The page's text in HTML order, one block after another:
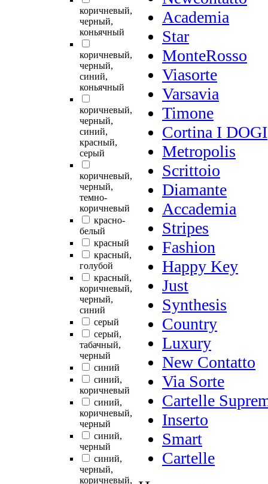
коричневый,
черный,
коньячный
коричневый,
черный,
синий,
коньячный
коричневый,
черный,
синий,
красный,
серый
коричневый,
черный,
темно-
коричневый
красно-
белый
красный
красный,
голубой
красный,
коричневый,
черный,
синий
серый
серый,
табачный,
черный
синий
синий,
коричневый
синий,
коричневый,
черный
синий,
черный
синий,
черный,
коричневый,
Academia
Star
MonteRosso
Viasorte
Varsavia
Timone
Cortina I DOGI
Metropolis
Scrittoio
Diamante
Accademia
Stripes
Fashion
Happy Key
Just
Synthesis
Country
Luxury
New Contatto
Via Sorte
Cartelle
Inserto
Smart
Cartelle